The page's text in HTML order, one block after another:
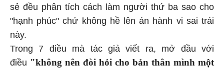
sẻ đều phân tích cách làm người thứ ba sao cho
"hạnh phúc" chứ không hề lên án hành vi sai trái
này.
Trong 7 điều mà tác giả viết ra, mở đầu với
điều "không nên đòi hỏi cho bản thân mình một